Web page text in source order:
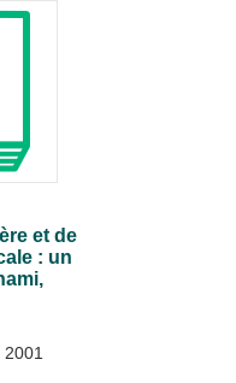
et de
: un
2001